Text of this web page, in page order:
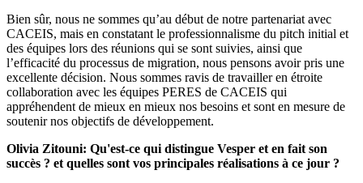
Bien sûr, nous ne sommes qu’au début de notre partenariat avec
CACEIS, mais en constatant le professionnalisme du pitch initial et
des équipes lors des réunions qui se sont suivies, ainsi que
l’efficacité du processus de migration, nous pensons avoir pris une
excellente décision. Nous sommes ravis de travailler en étroite
collaboration avec les équipes PERES de CACEIS qui
appréhendent de mieux en mieux nos besoins et sont en mesure de
soutenir nos objectifs de développement.
Olivia Zitouni: Qu'est-ce qui distingue Vesper et en fait son
succès ? et quelles sont vos principales réalisations à ce jour ?